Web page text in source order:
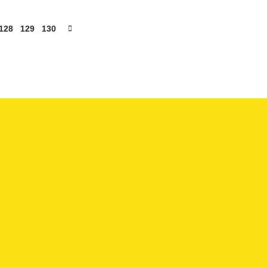
128 129 130